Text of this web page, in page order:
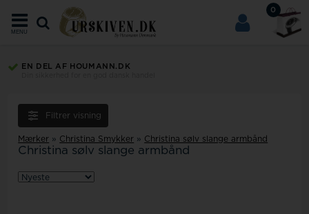
0
MENU
EN DEL AF HOUMANN.DK
Filtrer visning
Mærker » Christina Smykker » Christina sølv slange armbånd
Christina sølv slange armbånd